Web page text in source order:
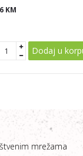
KM
Dodaj u
mrežama